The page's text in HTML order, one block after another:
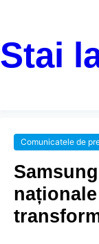
Stai
Comunicatele de